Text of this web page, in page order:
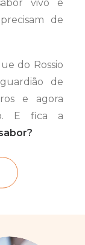
vivo e
de
do Rossio
de
e agora
E fica a